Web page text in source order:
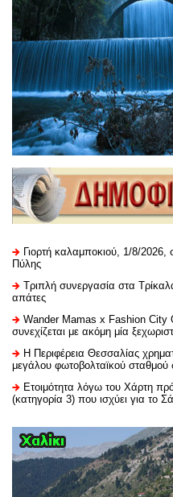
Γιορτή καλαμποκιού, 1/8/
Πύλης
Τριπλή συνεργασία στα
απάτες
Wander Mamas x Fashion City
συνεχίζεται με ακόμη μία
H Περιφέρεια Θεσσαλίας
μεγάλου φωτοβολταϊκού σταθμού
Ετοιμότητα λόγω του Χάρτη
(κατηγορία 3) που ισχύει για το